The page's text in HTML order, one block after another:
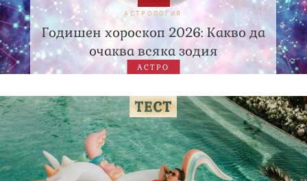
АСТРОЛОГИЯ
Годишен хороскоп 2026: Какво да
очаква всяка зодия
АСТРО